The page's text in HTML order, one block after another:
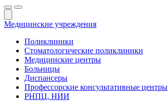
Медицинские учреждения
Поликлиники
Стоматологические поликлиники
Медицинские центры
Больницы
Диспансеры
Профессорские консультативные центры
РНПЦ, НИИ